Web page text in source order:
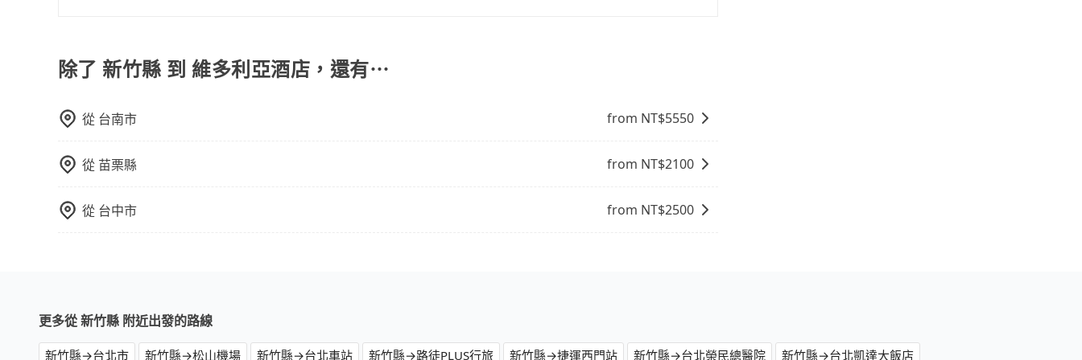
能用更少的司機來服務更多的旅客，意味著使用到不熟悉的司機或者轉單給其他車行的情況比同行更低，如此便
反應在服務品質的控管會更佳。但tripool網站上的價格是動態的，一般來說越早預訂價格越優，且保證前一天中
除了 新竹縣 到 維多利亞酒店，還有⋯
從 台南市 from NT$5550
從 苗栗縣 from NT$2100
從 台中市 from NT$2500
更多從 新竹縣 附近出發的路線
新竹縣→台北市 新竹縣→松山機場 新竹縣→台北車站 新竹縣→路徒PLUS行旅 新竹縣→捷運西門站 新竹縣→台北榮民總醫院 新竹縣→台北凱達大飯店